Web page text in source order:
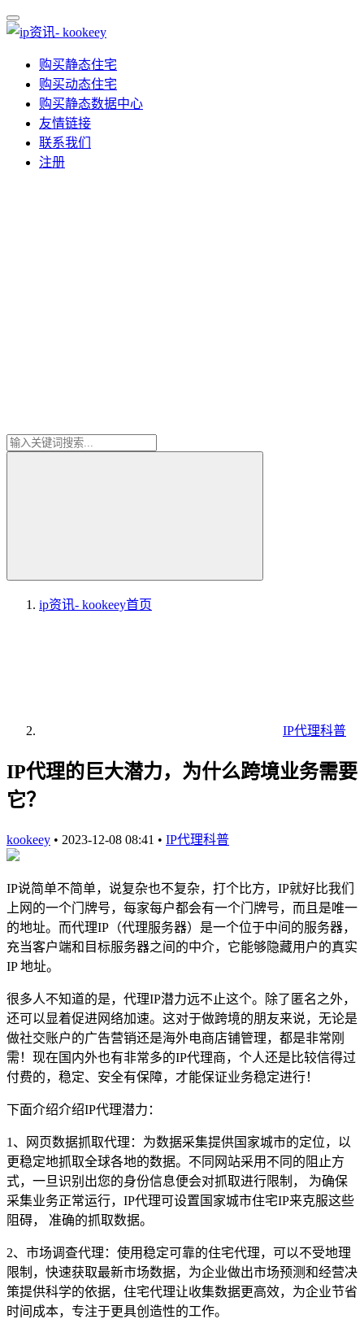
购买静态住宅
购买动态住宅
购买静态数据中心
友情链接
联系我们
注册
ip资讯- kookeey首页
IP代理科普
IP代理的巨大潜力，为什么跨境业务需要
它？
kookeey • 2023-12-08 08:41 • IP代理科普
IP说简单不简单，说复杂也不复杂，打个比方，IP就好比我们
上网的一个门牌号，每家每户都会有一个门牌号，而且是唯一
的地址。而代理IP（代理服务器）是一个位于中间的服务器，
充当客户端和目标服务器之间的中介，它能够隐藏用户的真实
IP 地址。
很多人不知道的是，代理IP潜力远不止这个。除了匿名之外，
还可以显着促进网络加速。这对于做跨境的朋友来说，无论是
做社交账户的广告营销还是海外电商店铺管理，都是非常刚
需！现在国内外也有非常多的IP代理商，个人还是比较信得过
付费的，稳定、安全有保障，才能保证业务稳定进行！
下面介绍介绍IP代理潜力：
1、网页数据抓取代理：为数据采集提供国家城市的定位，以
更稳定地抓取全球各地的数据。不同网站采用不同的阻止方
式，一旦识别出您的身份信息便会对抓取进行限制， 为确保
采集业务正常运行，IP代理可设置国家城市住宅IP来克服这些
阻碍， 准确的抓取数据。
2、市场调查代理：使用稳定可靠的住宅代理，可以不受地理
限制，快速获取最新市场数据，为企业做出市场预测和经营决
策提供科学的依据，住宅代理让收集数据更高效，为企业节省
时间成本，专注于更具创造性的工作。